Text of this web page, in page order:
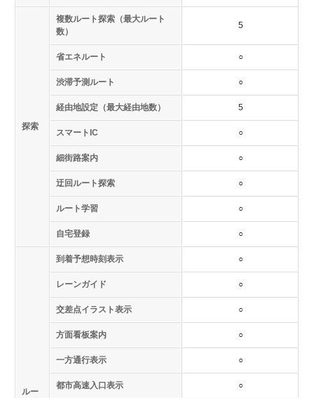
探索
複数ルート探索（最大ルート
数）
5
省エネルート ○
渋滞予測ルート ○
経由地設定（最大経由地数） 5
スマートIC ○
細街路案内 ○
迂回ルート探索 ○
ルート学習 ○
自宅登録 ○
ルー
到着予想時刻表示 ○
レーンガイド ○
交差点イラスト表示 ○
方面看板案内 ○
一方通行表示 ○
都市高速入口表示 ○